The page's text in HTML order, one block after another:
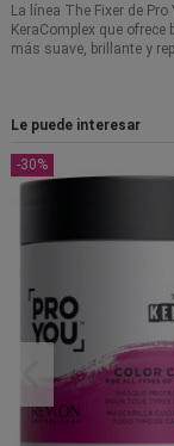
La línea The Fixer de
KeraComplex que
más suave, brillante y
Le puede interesar
-30%